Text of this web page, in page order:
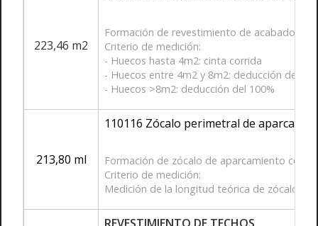
223,46 m2
Formación de revestimiento de acabado en
Criterio de medición:
- Huecos hasta 4m2: cinta corrida
- Huecos entre 4m2 y 8m2: deducción del
- Huecos >8m2: deducción del 100%
213,80 ml
110116 Zócalo perimetral de
Formación de zócalo de aparcamiento con
Criterio de medición:
Medición de la longitud teórica de zócalo,